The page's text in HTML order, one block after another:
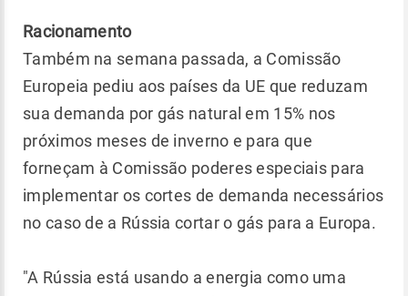
Racionamento
Também na semana passada, a Comissão
Europeia pediu aos países da UE que reduzam
sua demanda por gás natural em 15% nos
próximos meses de inverno e para que
forneçam à Comissão poderes especiais para
implementar os cortes de demanda necessários
no caso de a Rússia cortar o gás para a Europa.
"A Rússia está usando a energia como uma